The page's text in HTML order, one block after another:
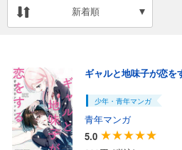
新着順
ギャルと地味子が恋を
少年・青年マンガ
青年マンガ
5.0